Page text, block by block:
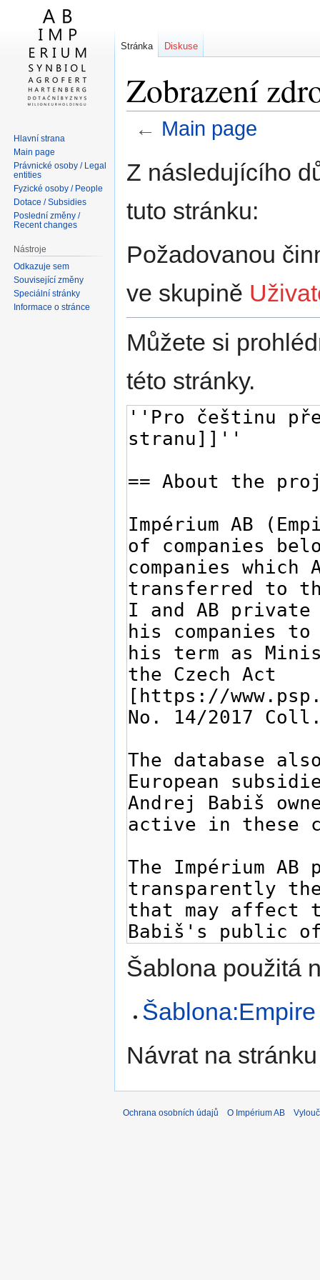
Zobrazení
← Main page
na
na
Z následujícího
tuto stránku:
Požadovanou
ve skupině
Můžete si
této stránky.
Šablona použitá
Návrat na stránku
Stránka Diskuse
Hlavní strana
Main page
Právnické osoby / Legal
entities
Fyzické osoby / People
Dotace / Subsidies
Poslední změny /
Recent changes
Nástroje
Odkazuje sem
Související změny
Speciální stránky
Informace o stránce
Ochrana osobních údajů O Impérium AB